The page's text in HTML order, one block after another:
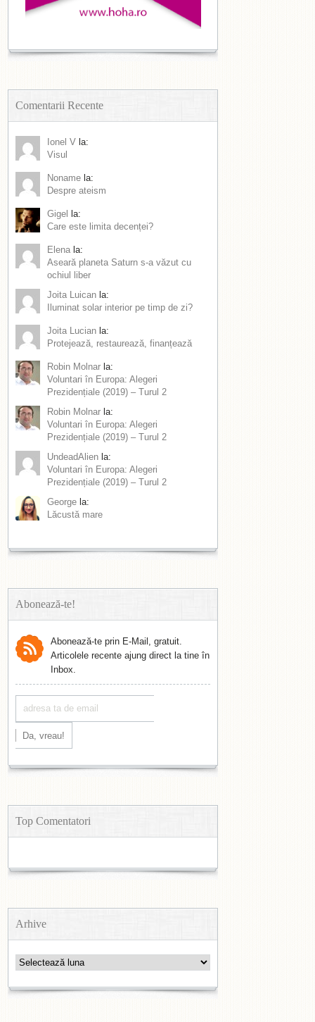
Comentarii Recente
Ionel V la:
Visul
Noname la:
Despre ateism
Gigel
la:
Care este limita decenței?
Elena la:
Aseară planeta Saturn s-a văzut cu
ochiul liber
Joita Luican la:
Iluminat solar interior pe timp de zi?
Joita Lucian la:
Protejează, restaurează, finanțează
Robin Molnar la:
Voluntari în Europa: Alegeri
Prezidențiale (2019) – Turul 2
Robin Molnar la:
Voluntari în Europa: Alegeri
Prezidențiale (2019) – Turul 2
UndeadAlien la:
Voluntari în Europa: Alegeri
Prezidențiale (2019) – Turul 2
George la:
Lăcustă mare
Abonează-te!
Abonează-te prin E-Mail, gratuit.
Articolele recente ajung direct la tine în
Inbox.
Top Comentatori
Arhive
Arhive